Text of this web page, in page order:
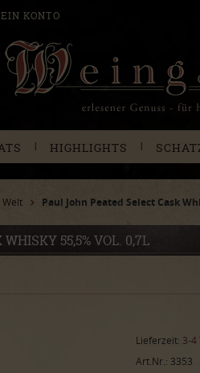
KONTO
| HIGHLIGHTS |
Welt Paul John Peated Select Cask
55,5% VOL. 0,7L
Lieferzeit: 3-4
Art.Nr.: 3353